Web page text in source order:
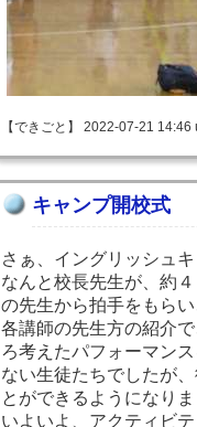
【できごと】 2022-07-21
キャンプ開校式
さぁ、イングリッシュ
なんと校長先生が、約
の先生から拍手をもら
各講師の先生方の紹介
ろ考えたパフォーマン
ない生徒たちでしたが
とができるようになり
いよいよ、アクティビ